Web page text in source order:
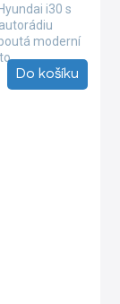
Do košíku
i30 s
moderní